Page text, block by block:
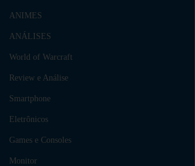
ANIMES
ANÁLISES
World of Warcraft
Review e Análise
Smartphone
Eletrônicos
Games e Consoles
Monitor